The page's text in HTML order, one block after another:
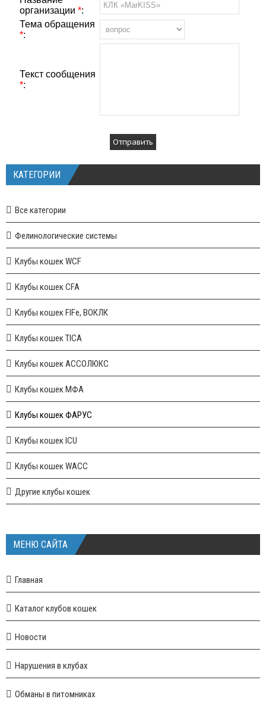
организации *:
Тема обращения
*:
Текст сообщения
*:
КАТЕГОРИИ
Все категории
Фелинологические системы
Клубы кошек WCF
Клубы кошек CFA
Клубы кошек FIFe, ВОКЛК
Клубы кошек TICA
Клубы кошек АССОЛЮКС
Клубы кошек МФА
Клубы кошек ФАРУС
Клубы кошек ICU
Клубы кошек WACC
Другие клубы кошек
МЕНЮ САЙТА
Главная
Каталог клубов кошек
Новости
Нарушения в клубах
Обманы в питомниках